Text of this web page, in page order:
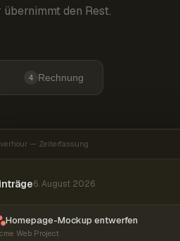
den Rest.
4 Rechnung
— Zeiterfassung
6. August 2026
Homepage-Mockup entwerfen
Web Project